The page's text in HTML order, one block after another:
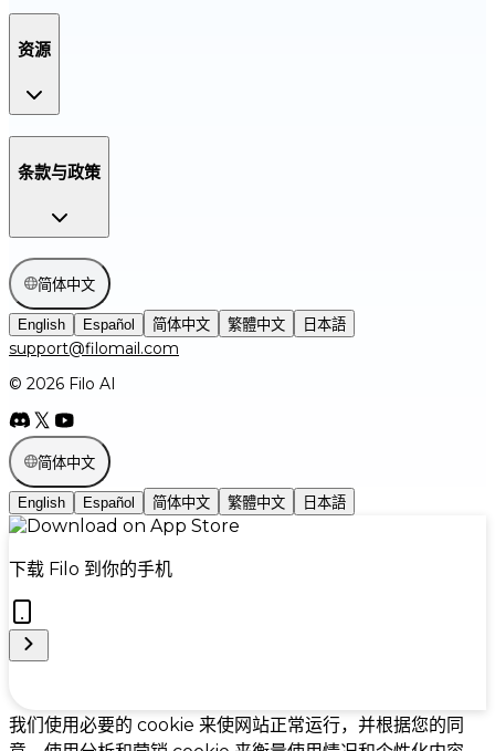
资源
条款与政策
简体中文
English Español 简体中文 繁體中文 日本語
support@filomail.com
© 2026 Filo AI
简体中文
English Español 简体中文 繁體中文 日本語
下载 Filo 到你的手机
Cookie Preferences
我们使用必要的 cookie 来使网站正常运行，并根据您的同